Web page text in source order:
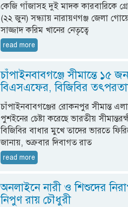
কেজি গাঁজাসহ দুই মাদক কারবারিকে
(২২ জুন) সন্ধ্যায় নারায়ণগঞ্জ জেলা
সাজ্জাদ করিম খানের নেতৃত্বে
read more
চাঁপাইনবাবগঞ্জে সীমান্তে ১৫
বিএসএফের, বিজিবির
চাঁপাইনবাবগঞ্জের রোকনপুর সীমান্ত
পুশইনের চেষ্টা করেছে ভারতীয়
বিজিবির বাধার মুখে তাদের ভারতে
জানায়, শুক্রবার দিবাগত রাত
read more
অনলাইনে নারী ও শিশুদের
নিপুণ রায় চৌধুরী